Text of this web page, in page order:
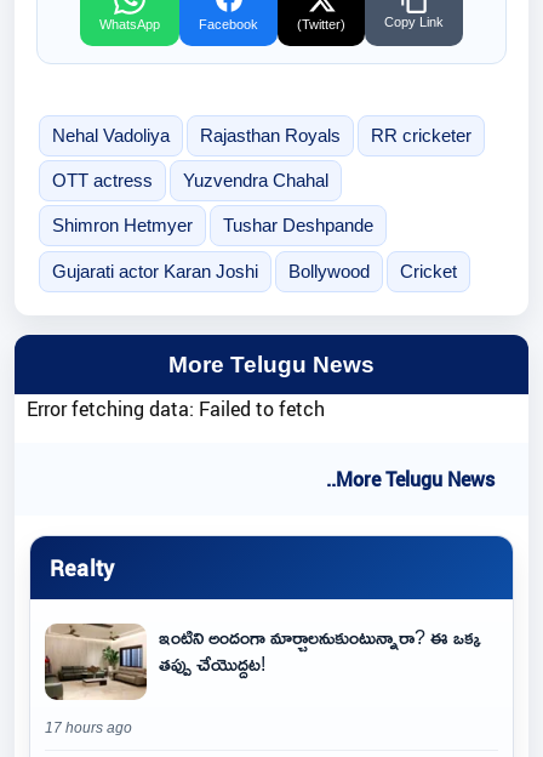
WhatsApp Facebook (Twitter) Copy Link
Nehal Vadoliya Rajasthan Royals RR cricketer
OTT actress Yuzvendra Chahal
Shimron Hetmyer Tushar Deshpande
Gujarati actor Karan Joshi Bollywood Cricket
More Telugu News
Error fetching data: Failed to fetch
..More Telugu News
Realty
ఇంటిని అందంగా మార్చాలనుకుంటున్నారా? ఈ ఒక్క
తప్పు చేయొద్దట!
17 hours ago